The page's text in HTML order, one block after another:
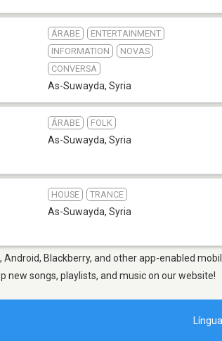
ÁRABE
ENTERTAINMENT
INFORMATION
NOVAS
CONVERSA
As-Suwayda, Syria
ÁRABE FOLK
As-Suwayda, Syria
HOUSE TRANCE
As-Suwayda, Syria
Blackberry, and other app-enabled
new songs, playlists, and music on our website!